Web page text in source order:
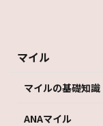
マイル
マイルの基礎知識
ANAマイル